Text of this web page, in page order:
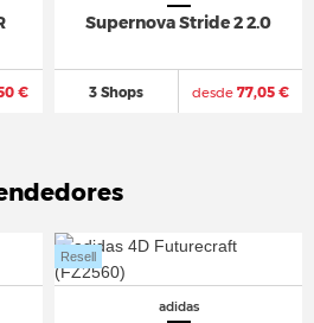
€
Supernova Stride 2 2.0
3 Shops desde77,05 €
adidas
Resell